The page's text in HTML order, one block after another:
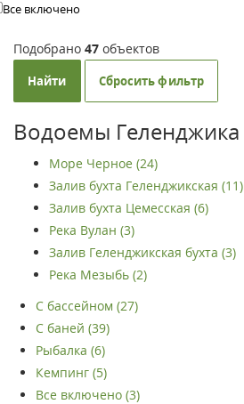
Все включено
Подобрано 47 объектов
Найти Сбросить фильтр
Водоемы Геленджика
Море Черное (24)
Залив бухта Геленджикская (11)
Залив бухта Цемесская (6)
Река Вулан (3)
Залив Геленджикская бухта (3)
Река Мезыбь (2)
С бассейном (27)
С баней (39)
Рыбалка (6)
Кемпинг (5)
Все включено (3)